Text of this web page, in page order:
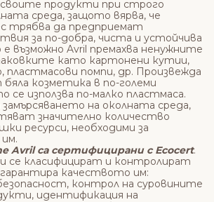
своите продукти при строго
среда, защото вярва, че
трябва да предприемат
за по-добра, чиста и устойчива
възможно Avril премахва ненужните
като картонени кутии,
пластмасови помпи, др. Произвежда
козметика в по-големи
се използва по-малко пластмаса.
замърсяването на околната среда,
значително количество
ресурси, необходими за
Avril са сертифицирани с Ecocert.
се класифицират и контролират
гарантира качеството им:
контрол на суровините
идентификация на